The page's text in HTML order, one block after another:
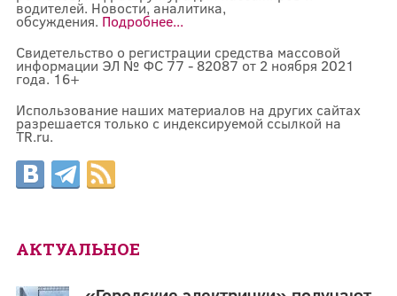
водителей. Новости, аналитика,
обсуждения. Подробнее...
Свидетельство о регистрации средства массовой
информации ЭЛ № ФС 77 - 82087 от 2 ноября 2021
года. 16+
Использование наших материалов на других сайтах
разрешается только с индексируемой ссылкой на
TR.ru.
АКТУАЛЬНОЕ